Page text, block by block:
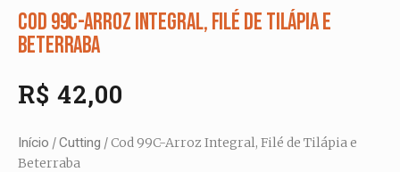
Cod 99C-Arroz Integral, Filé de Tilápia e
Beterraba
R$ 42,00
Início /Cutting / Cod 99C-Arroz Integral, Filé de Tilápia e
Beterraba